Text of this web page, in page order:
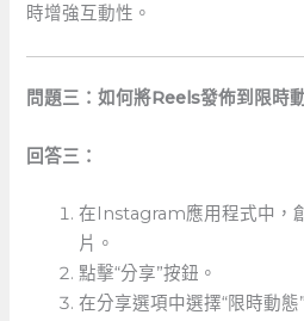
時增強互動性。
問題三：如何將Reels發佈到限時
回答三：
在Instagram應用程式中，
片。
點擊“分享”按鈕。
在分享選項中選擇“限時動態